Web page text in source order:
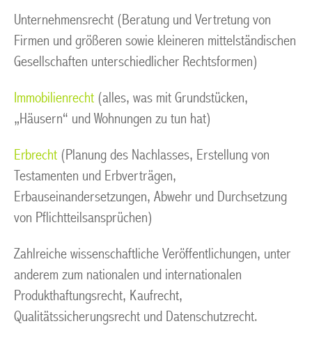
Unternehmensrecht (Beratung und Vertretung von
Firmen und größeren sowie kleineren mittelständischen
Gesellschaften unterschiedlicher Rechtsformen)
Immobilienrecht (alles, was mit Grundstücken,
„Häusern“ und Wohnungen zu tun hat)
Erbrecht (Planung des Nachlasses, Erstellung von
Testamenten und Erbverträgen,
Erbauseinandersetzungen, Abwehr und Durchsetzung
von Pflichtteilsansprüchen)
Zahlreiche wissenschaftliche Veröffentlichungen, unter
anderem zum nationalen und internationalen
Produkthaftungsrecht, Kaufrecht,
Qualitätssicherungsrecht und Datenschutzrecht.